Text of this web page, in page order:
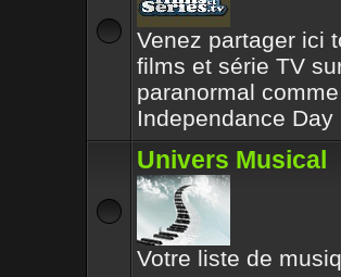
Venez partager ici
films et série TV
paranormal
Independance
Univers Musical
Votre liste de